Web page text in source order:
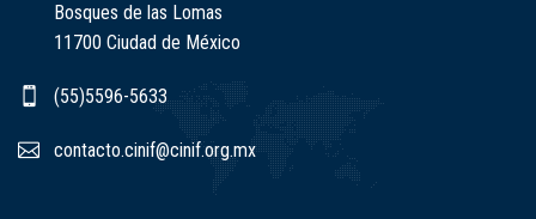
Bosques de las Lomas
11700 Ciudad de México
(55)5596-5633
contacto.cinif@cinif.org.mx